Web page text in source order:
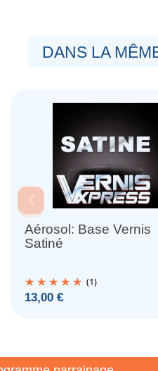
DANS LA
Aérosol: Base Vernis
Satiné
(1)
Prix
13,00 €